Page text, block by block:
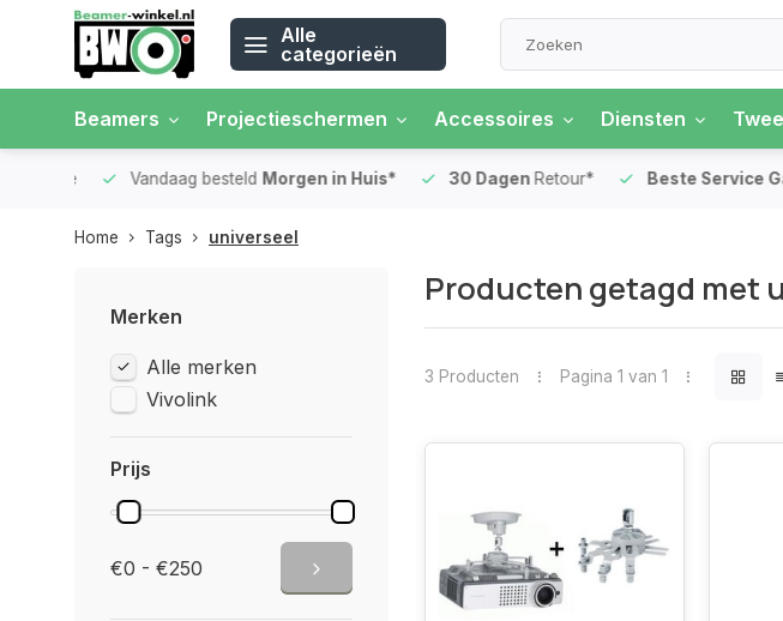
Alle
categorieën
Beamers Projectieschermen Accessoires Diensten
Vandaag besteldMorgen in Huis* 30 DagenRetour* Beste Service
Home Tags universeel
Merken
Alle merken
Vivolink
Prijs
€0 - €250
Producten getagd met
3 Producten Pagina 1 van 1